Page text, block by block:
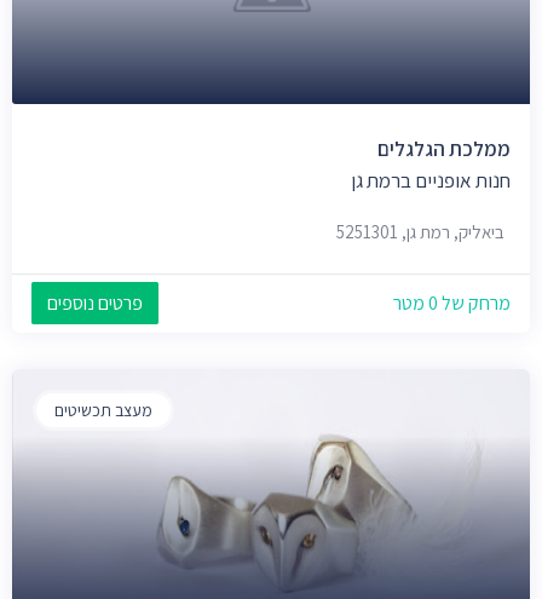
ממלכת הגלגלים
חנות אופניים ברמת גן
ביאליק, רמת גן, 5251301
מרחק של 0 מטר פרטים נוספים
מעצב תכשיטים